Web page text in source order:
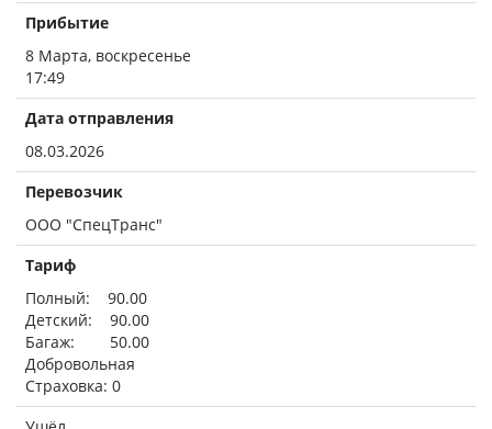
Прибытие
8 Марта, воскресенье
17:49
Дата отправления
08.03.2026
Перевозчик
ООО "СпецТранс"
Тариф
Полный: 90.00
Детский: 90.00
Багаж: 50.00
Добровольная
Страховка: 0